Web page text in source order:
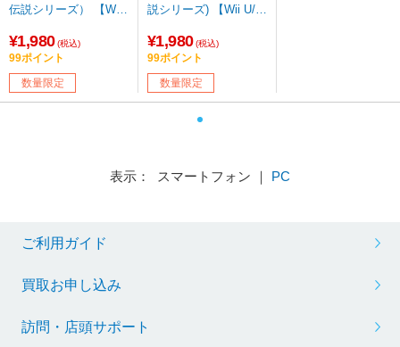
伝説シリーズ） 【Wii
L】 [NVL-C-AKAF]【s
of001】
¥1,980 (税込)
99ポイント
数量限定
説シリーズ) 【Wii U/N
[NVL-C-AKAJ] 【sof00
1】
¥1,980 (税込)
99ポイント
数量限定
表示： スマートフォン ｜ PC
ご利用ガイド
買取お申し込み
訪問・店頭サポート